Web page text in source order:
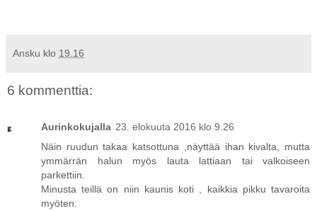
Ansku klo 19.16
6 kommenttia:
Aurinkokujalla 23. elokuuta 2016 klo 9.26
Näin ruudun takaa katsottuna ,näyttää ihan kivalta, mutta
ymmärrän halun myös lauta lattiaan tai valkoiseen
parkettiin.
Minusta teillä on niin kaunis koti , kaikkia pikku tavaroita
myöten.